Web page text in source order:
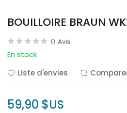
BOUILLOIRE BRAUN
0 Avis
En stock
Liste d'envies
59,90 $US